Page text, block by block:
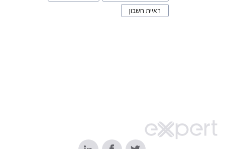
ראיית חשבון